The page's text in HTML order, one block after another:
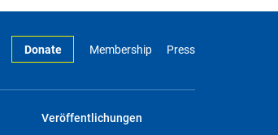
Donate Membership Press
Veröffentlichungen